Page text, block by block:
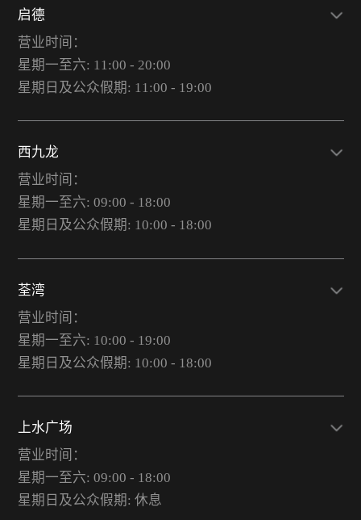
启德
营业时间：
星期一至六: 11:00 - 20:00
星期日及公众假期: 11:00 - 19:00
西九龙
营业时间：
星期一至六: 09:00 - 18:00
星期日及公众假期: 10:00 - 18:00
荃湾
营业时间：
星期一至六: 10:00 - 19:00
星期日及公众假期: 10:00 - 18:00
上水广场
营业时间：
星期一至六: 09:00 - 18:00
星期日及公众假期: 休息